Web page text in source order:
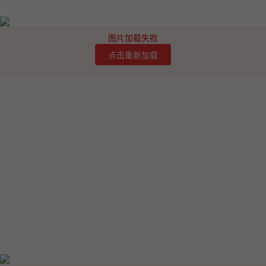
图片加载失败
点击重新加载